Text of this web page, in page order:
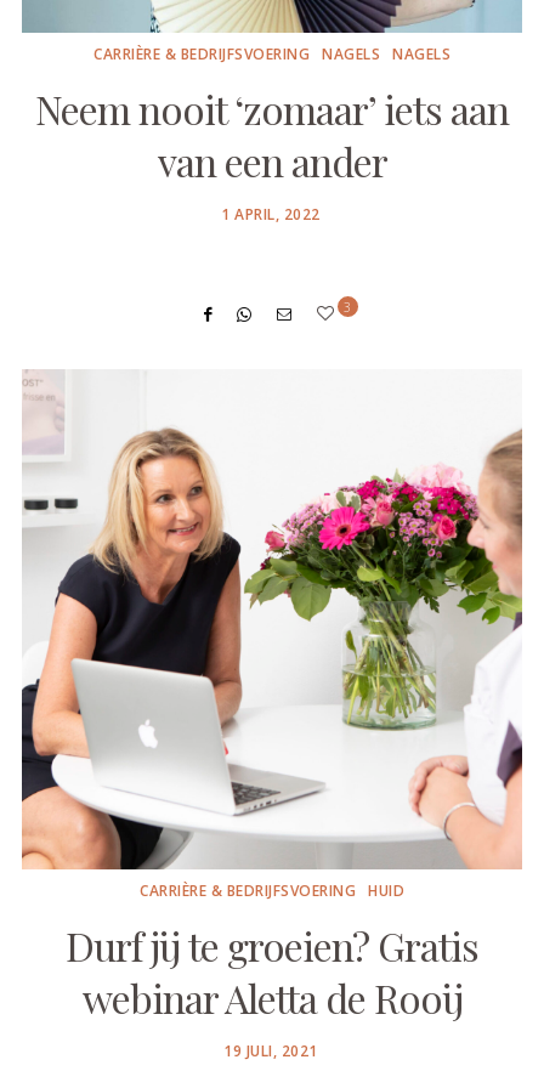
CARRIÈRE & BEDRIJFSVOERING NAGELS NAGELS
Neem nooit ‘zomaar’ iets aan
van een ander
POSTED
1 APRIL, 2022
3
CARRIÈRE & BEDRIJFSVOERING HUID
Durf jij te groeien? Gratis
webinar Aletta de Rooij
POSTED
19 JULI, 2021